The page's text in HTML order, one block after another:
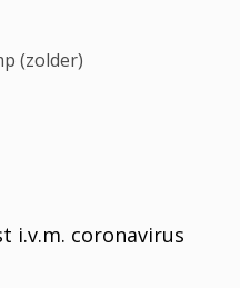
(zolder)
i.v.m. coronavirus